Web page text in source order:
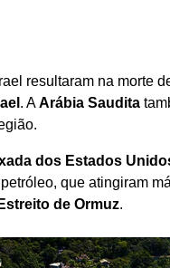
resultaram na morte
. AArábia Saudita
dos Estados
que atingiram
Estreito de Ormuz.